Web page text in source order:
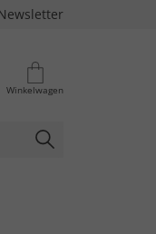
Winkelwagen